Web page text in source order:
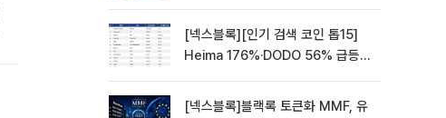
[넥스블록][인기 검색 코인 톱15]
Heima 176%·DODO 56% 급등…
[넥스블록]블랙록 토큰화 MMF, 유